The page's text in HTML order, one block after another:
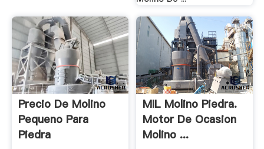
Precio De Molino
Pequeno Para
Piedra
MIL Molino Piedra.
Motor De Ocasion
Molino ...